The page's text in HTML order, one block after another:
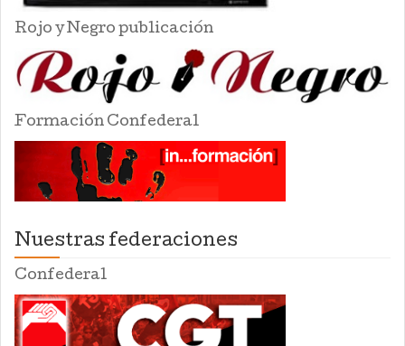
Rojo y Negro publicación
Formación Confederal
Nuestras federaciones
Confederal